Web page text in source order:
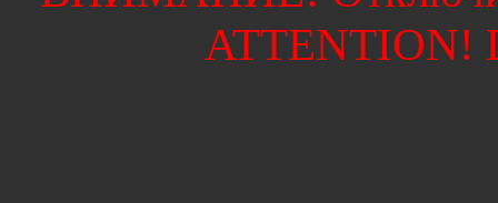
ATTENTION!